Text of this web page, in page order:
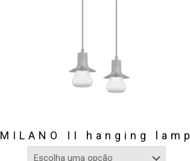
MILANO II hanging lamp